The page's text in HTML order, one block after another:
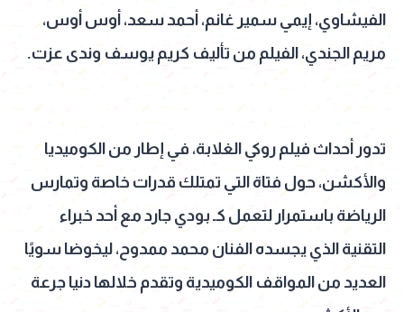
الفيشاوي، إيمي سمير غانم، أحمد سعد، أوس أوس،
مريم الجندي، الفيلم من تأليف كريم يوسف وندى عزت.
تدور أحداث فيلم روكي الغلابة، في إطار من الكوميديا
والأكشن، حول فتاة التي تمتلك قدرات خاصة وتمارس
الرياضة باستمرار لتعمل كـ بودي جارد مع أحد خبراء
التقنية الذي يجسده الفنان محمد ممدوح، ليخوضا سويًا
العديد من المواقف الكوميدية وتقدم خلالها دنيا جرعة